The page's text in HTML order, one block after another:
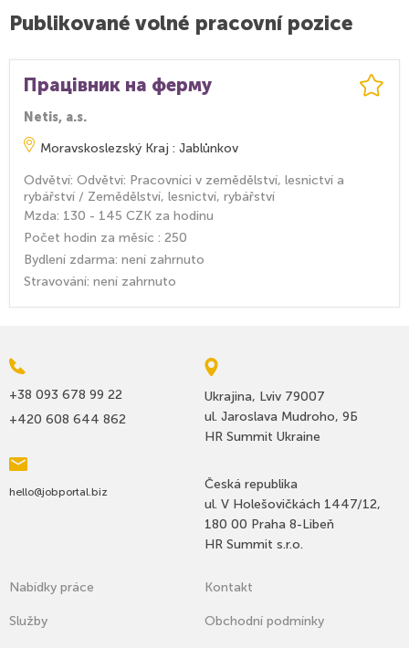
Publikované volné pracovní pozice
Працівник на ферму
Netis, a.s.
Moravskoslezský Kraj : Jablůnkov
Odvětví: Odvětví: Pracovníci v zemědělství, lesnictví a
rybářství / Zemědělství, lesnictví, rybářství
Mzda: 130 - 145 CZK za hodinu
Počet hodin za měsíc : 250
Bydlení zdarma: není zahrnuto
Stravování: není zahrnuto
Ukrajina, Lviv 79007
ul. Jaroslava Mudroho, 9Б
HR Summit Ukraine
Česká republika
ul. V Holešovičkách 1447/12,
180 00 Praha 8-Libeň
HR Summit s.r.o.
+38 093 678 99 22
+420 608 644 862
hello@jobportal.biz
Nabídky práce
Služby
Kontakt
Оbchodní podmínky